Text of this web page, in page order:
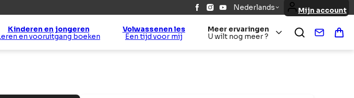
Nederlands Mijn account
Kinderen en jongeren
Leren en vooruitgang boeken
Volwassenen les
Een tijd voor mij
Meer ervaringen
U wilt nog meer ?